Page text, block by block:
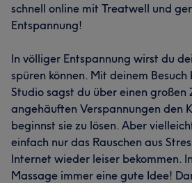
schnell online mit Treatwell und
Entspannung!
In völliger Entspannung wirst du
spüren können. Mit deinem
Studio sagst du über einen großen
angehäuften Verspannungen den
beginnst sie zu lösen. Aber
einfach nur das Rauschen aus
Internet wieder leiser bekommen.
Massage immer eine gute Idee!